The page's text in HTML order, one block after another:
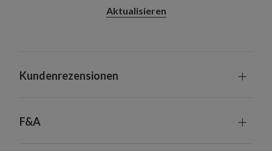
Aktualisieren
Kundenrezensionen
F&A